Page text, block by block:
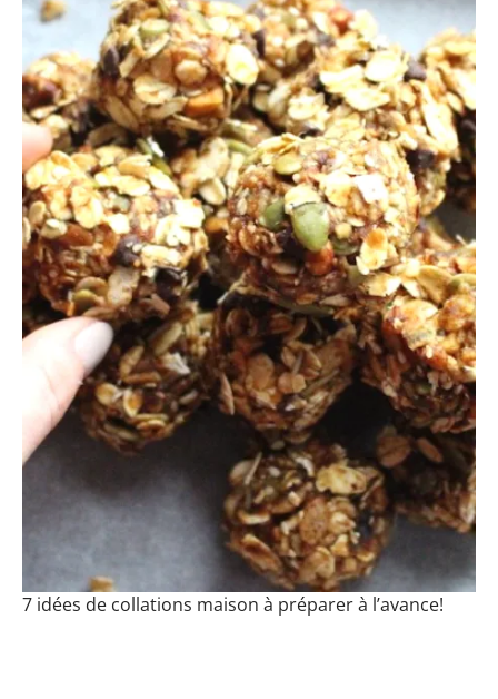
7 idées de collations maison à préparer à l’avance!